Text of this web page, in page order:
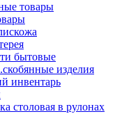
товары
бытовые
изделия
инвентарь
столовая в рулонах